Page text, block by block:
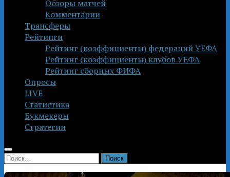
Обзоры матчей
Комментарии
Трансферы
Рейтинги
Рейтинг (коэффициенты) федераций УЕФА
Рейтинг (коэффициенты) клубов УЕФА
Рейтинг сборных ФИФА
Опросы
LIVE
Статистика
Букмекеры
Стратегии
Найти: